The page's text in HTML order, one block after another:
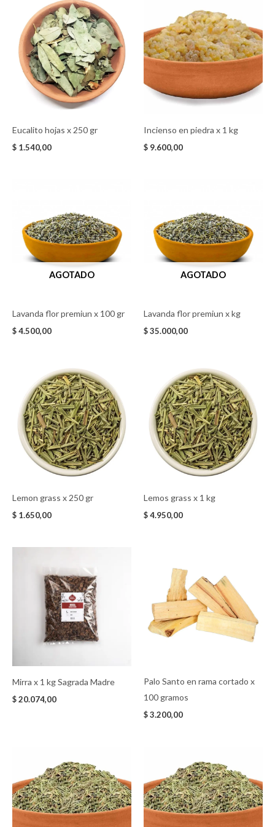
Eucalito hojas x 250 gr
$ 1.540,00
Incienso en piedra x 1 kg
$ 9.600,00
AGOTADO
Lavanda flor premiun x 100 gr
$4.500,00
AGOTADO
Lavanda flor premiun x kg
$35.000,00
Lemon grass x 250 gr
$ 1.650,00
Lemos grass x 1 kg
$4.950,00
Mirra x 1 kg Sagrada Madre
$20.074,00
Palo Santo en rama cortado x
100 gramos
$3.200,00